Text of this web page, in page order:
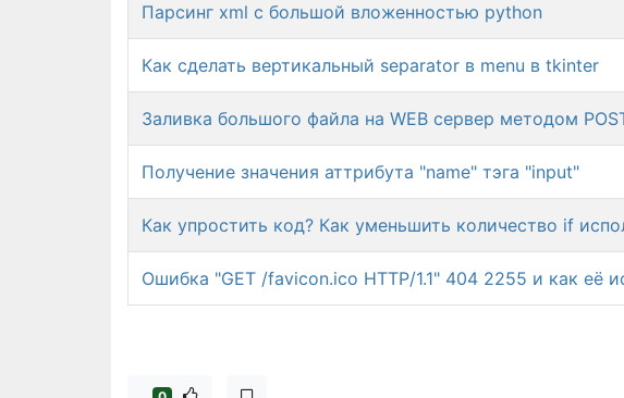
Парсинг xml с большой вложенностью python
Как сделать вертикальный separator в menu в tkinter
Заливка большого файла на WEB сервер методом
Получение значения аттрибута "name" тэга "input"
Как упростить код? Как уменьшить количество if
Oшибка "GET /favicon.ico HTTP/1.1" 404 2255 и как её